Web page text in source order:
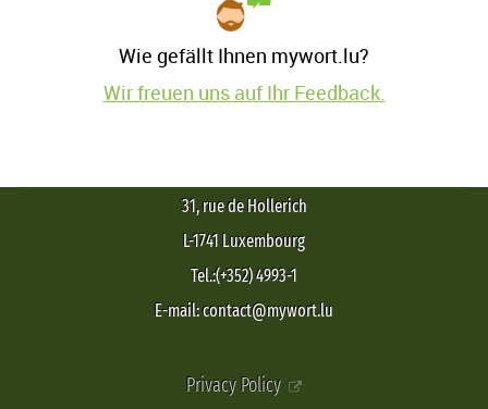
Wie gefällt Ihnen mywort.lu?
Wir freuen uns auf Ihr Feedback.
31, rue de Hollerich
L-1741 Luxembourg
Tel.:(+352) 4993-1
E-mail: contact@mywort.lu
Privacy Policy